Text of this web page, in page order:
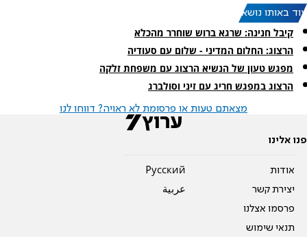
עוד באותו נושא:
קיבל חנינה: שרגא ברוש שוחרר מהכלא
הרצוג: החלום המדיני - שלום עם סעודיה
מפגש טעון של הנשיא הרצוג עם משפחת זלקה
הרצוג במפגש חריג עם זיני וסולברג
מצאתם טעות או פרסומת לא ראויה? דווחו לנו
פנו אלינו
אודות
יצירת קשר
פרסמו אצלנו
תנאי שימוש
Pусский
عربية